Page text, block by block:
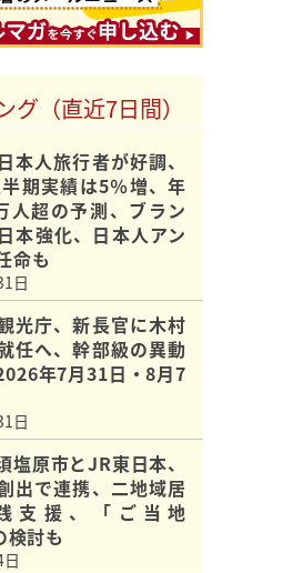
グ（直近7日間）
本人旅行者が好調、
期実績は5％増、年
人超の予測、ブラン
本強化、日本人アン
命も
日
光庁、新長官に木村
任へ、幹部級の異動
年7月31日・8月7
日
塩原市とJR東日本、
出で連携、二地域居
支援、「ご当地
討も